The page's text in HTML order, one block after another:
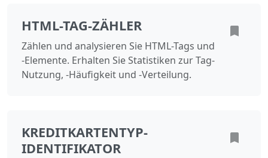
HTML-TAG-ZÄHLER
Zählen und analysieren Sie HTML-Tags und
-Elemente. Erhalten Sie Statistiken zur Tag-
Nutzung, -Häufigkeit und -Verteilung.
KREDITKARTENTYP-
IDENTIFIKATOR